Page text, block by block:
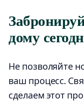
дому
Не позволяйте
ваш процесс.
сделаем этот